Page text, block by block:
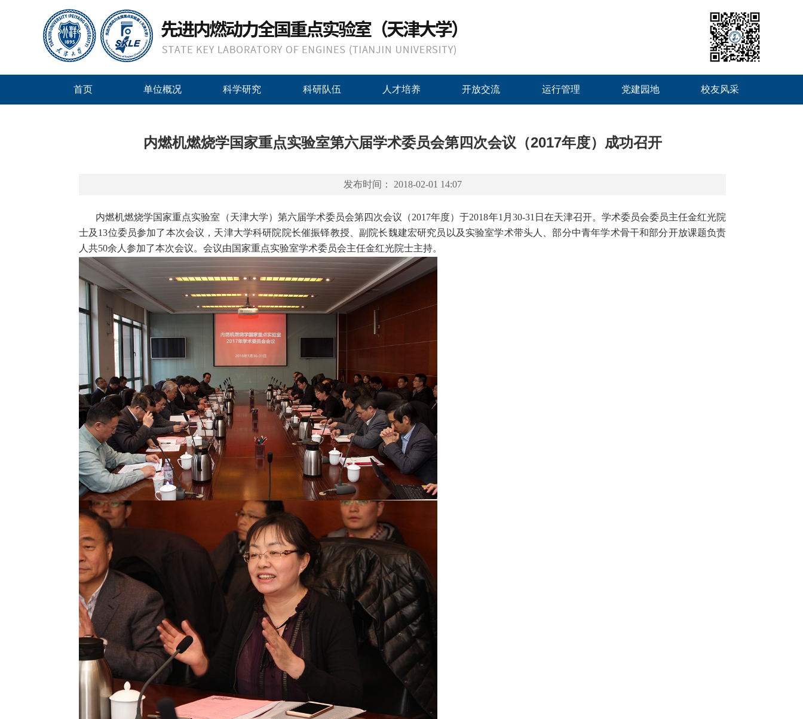
首页 单位概况 科学研究 科研队伍 人才培养 开放交流 运行管理 党建园地 校友风采
内燃机燃烧学国家重点实验室第六届学术委员会第四次会议（2017年度）成功召开
发布时间： 2018-02-01 14:07
内燃机燃烧学国家重点实验室（天津大学）第六届学术委员会第四次会议（2017年度）于2018年1 月 30-31 日在天津召开。学术委员会委员主任金红光院
士及 13位委员参加了本次会议，天津大学科研院院长催振铎教授、副院长魏建宏研究员以及实验室学术带头人、部分中青年学术骨干和部分开放课题负责
人共50余人参加了本次会议。会议由国家重点实验室学术委员会主任金红光院士主持。